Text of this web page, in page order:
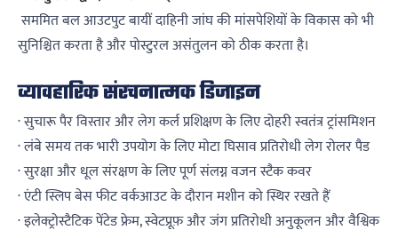
सममित बल आउटपुट बायीं दाहिनी जांघ की मांसपेशियों के विकास को भी
सुनिश्चित करता है और पोस्टुरल असंतुलन को ठीक करता है।
व्यावहारिक संरचनात्मक डिजाइन
· सुचारू पैर विस्तार और लेग कर्ल प्रशिक्षण के लिए दोहरी स्वतंत्र ट्रांसमिशन
· लंबे समय तक भारी उपयोग के लिए मोटा घिसाव प्रतिरोधी लेग रोलर पैड
· सुरक्षा और धूल संरक्षण के लिए पूर्ण संलग्न वजन स्टैक कवर
· एंटी स्लिप बेस फीट वर्कआउट के दौरान मशीन को स्थिर रखते हैं
· इलेक्ट्रोस्टैटिक पेंटेड फ्रेम, स्वेटप्रूफ़ और जंग प्रतिरोधी अनुकूलन और वैश्विक